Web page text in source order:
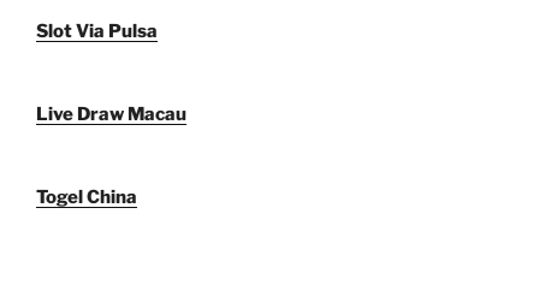
Slot Via Pulsa
Live Draw Macau
Togel China